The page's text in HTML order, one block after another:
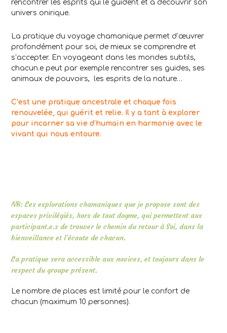
rencontrer les esprits qui le guident et à découvrir son
univers onirique.
La pratique du voyage chamanique permet d’œuvrer
profondément pour soi, de mieux se comprendre et
s’accepter. En voyageant dans les mondes subtils,
chacun.e peut par exemple rencontrer ses guides, ses
animaux de pouvoirs, les esprits de la nature…
C’est une pratique ancestrale et chaque fois
renouvelée, qui guérit et relie. Il y a tant à explorer
pour incarner sa vie d’humain en harmonie avec le
vivant qui nous entoure.
NB: Les explorations chamaniques que je propose sont des
espaces privilégiés, hors de tout dogme, qui permettent aux
participant.e.s de trouver le chemin du retour à Soi, dans la
bienveillance et l’écoute de chacun.
La pratique sera accessible aux novices, et toujours dans le
respect du groupe présent.
Le nombre de places est limité pour le confort de
chacun (maximum 10 personnes).